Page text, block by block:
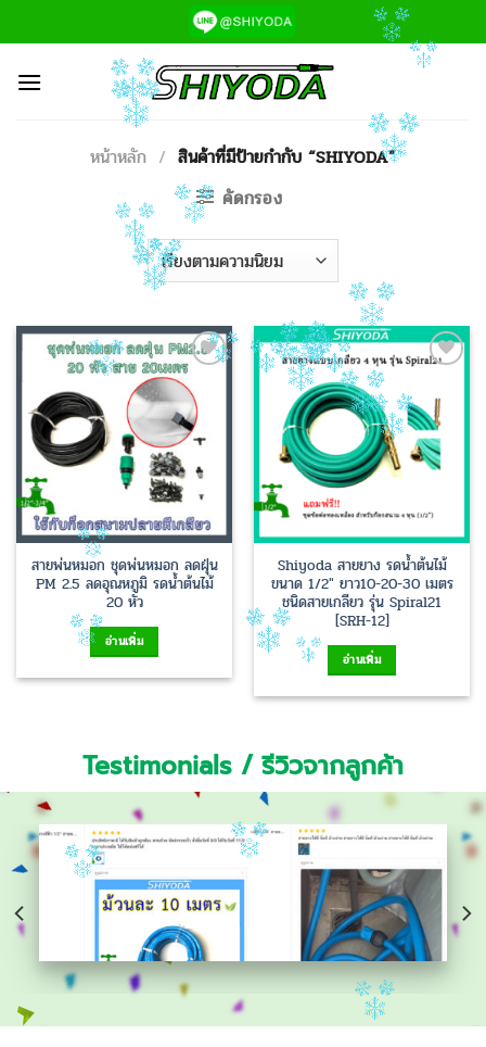
ไป
เนื้อหา
หน้าหลัก / สินค้าที่มีป้ายกำกับ “SHIYODA”
คัดกรอง
Add to
Wishlist
สายพ่นหมอก ชุดพ่นหมอก ลดฝุ่น
PM 2.5 ลดอุณหภูมิ รดน้ำต้นไม้
20 หัว
อ่านเพิ่ม
Wishlist
Shiyoda สายยาง รดน้ำต้นไม้
ขนาด 1/2″ ยาว10-20-30 เมตร
ชนิดสายเกลียว รุ่น Spiral21
[SRH-12]
อ่านเพิ่ม
Testimonials / รีวิวจากลูกค้า